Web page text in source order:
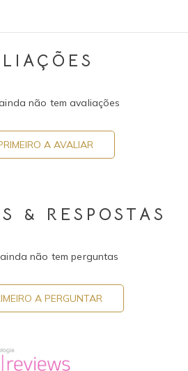
não tem avaliações
A AVALIAR
& RESPOSTAS
não tem perguntas
A PERGUNTAR